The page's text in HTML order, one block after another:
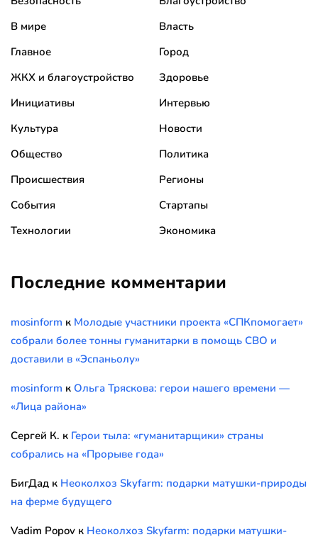
В мире
Власть
Главное
Город
ЖКХ и благоустройство
Здоровье
Инициативы
Интервью
Культура
Новости
Общество
Политика
Происшествия
Регионы
События
Стартапы
Технологии
Экономика
Последние комментарии
mosinform к Молодые участники проекта «СПКпомогает»
собрали более тонны гуманитарки в помощь СВО и
доставили в «Эспаньолу»
mosinform к Ольга Тряскова: герои нашего времени —
«Лица района»
Сергей К. к Герои тыла: «гуманитарщики» страны
собрались на «Прорыве года»
БигДад к Неоколхоз Skyfarm: подарки матушки-природы
на ферме будущего
Vadim Popov к Неоколхоз Skyfarm: подарки матушки-